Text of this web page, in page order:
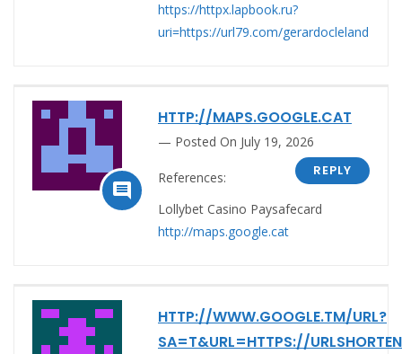
https://httpx.lapbook.ru?
uri=https://url79.com/gerardocleland

HTTP://MAPS.GOOGLE.CAT
Posted On July 19, 2026
REPLY
References:
Lollybet Casino Paysafecard
http://maps.google.cat
HTTP://WWW.GOOGLE.TM/URL?
SA=T&URL=HTTPS://